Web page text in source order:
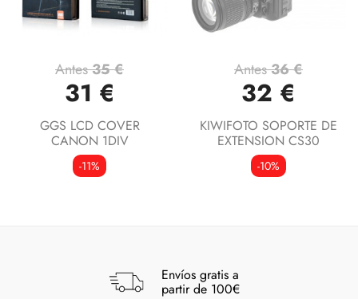
Antes35 €
31 €
GGS LCD COVER
CANON 1DIV
-11%
Antes36 €
32 €
KIWIFOTO SOPORTE DE
EXTENSION CS30
-10%
Envíos gratis a
partir de 100€